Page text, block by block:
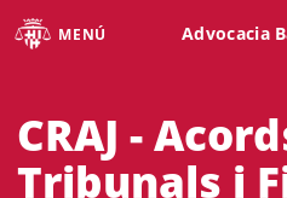
MENÚ Advocacia
CRAJ -
Tribunals i